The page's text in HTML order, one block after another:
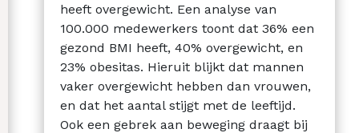
heeft overgewicht. Een analyse van
100.000 medewerkers toont dat 36% een
gezond BMI heeft, 40% overgewicht, en
23% obesitas. Hieruit blijkt dat mannen
vaker overgewicht hebben dan vrouwen,
en dat het aantal stijgt met de leeftijd.
Ook een gebrek aan beweging draagt bij